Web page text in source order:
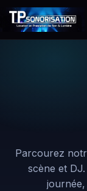
Parcourez
scène et
journée,